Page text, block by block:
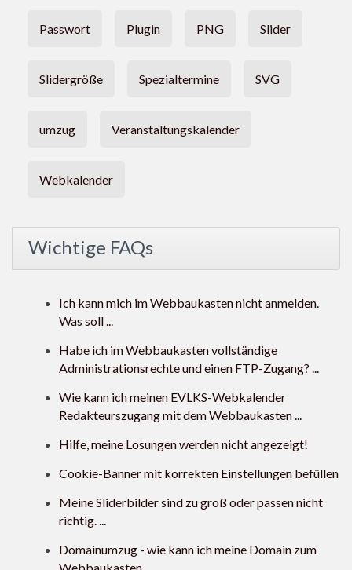
Passwort Plugin PNG Slider
Slidergröße Spezialtermine SVG
umzug Veranstaltungskalender
Webkalender
Wichtige FAQs
Ich kann mich im Webbaukasten nicht anmelden.
Was soll ...
Habe ich im Webbaukasten vollständige
Administrationsrechte und einen FTP-Zugang? ...
Wie kann ich meinen EVLKS-Webkalender
Redakteurszugang mit dem Webbaukasten ...
Hilfe, meine Losungen werden nicht angezeigt!
Cookie-Banner mit korrekten Einstellungen befüllen
Meine Sliderbilder sind zu groß oder passen nicht
richtig. ...
Domainumzug - wie kann ich meine Domain zum